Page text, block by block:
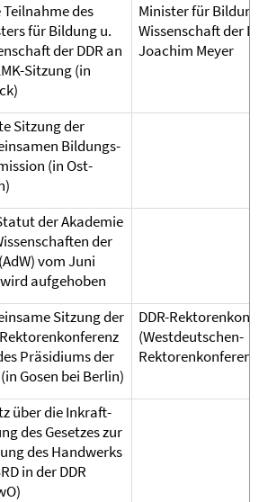
Teilnahme des
für Bildung u.
der DDR an
Sitzung (in
Minister für
Wissenschaft der
Joachim Meyer
Sitzung der
Bildungs-
(in Ost-
der Akademie
der
vom Juni
aufgehoben
Sitzung der
Präsidiums der
Gosen bei Berlin)
DDR-
(Westdeutschen-
über die Inkraft-
des Gesetzes zur
des Handwerks
in der DDR